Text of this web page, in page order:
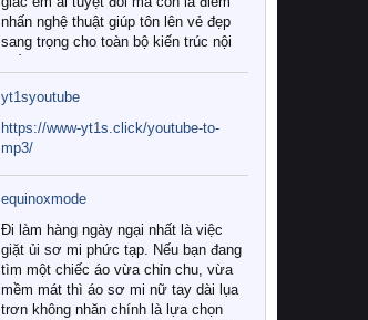
nhấn nghệ thuật giúp tôn lên vẻ đẹp
sang trọng cho toàn bộ kiến trúc nội
Tuy nhiên, giữa thị trường đa dạng
với vô vàn thương hiệu và mẫu mã
như hiện nay, làm thế nào để chọn
được những bộ chăn ga gối đệm cao
cấp thực sự chất lượng, phù hợp với
khí hậu và nhu cầu sử dụng của gia
đình? Hãy cùng chúng tôi đi tìm lời
giải đáp chi tiết qua bài viết dưới đây.
1. Tại sao các gia đình hiện đại lại ưa
chuộng chăn ga gối đệm cao cấp?
yt1syoutube
https://www-yt1s.click/youtube-to-
mp3/
equinoxmode
Đi làm hàng ngày ngại nhất là việc
giặt ủi sơ mi phức tạp. Nếu bạn đang
tìm một chiếc áo vừa chỉn chu, vừa
mềm mát thì áo sơ mi nữ tay dài lụa
trơn không nhăn chính là lựa chọn